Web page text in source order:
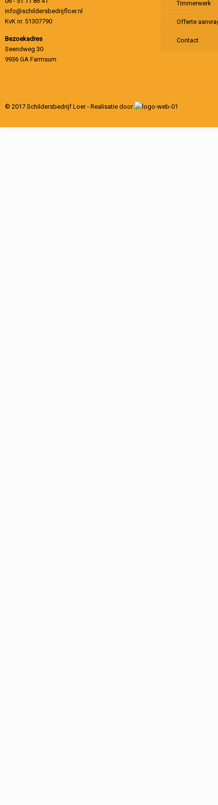
info@schildersbedrijfloer.nl
KvK nr. 51307790
Bezoekadres
Seendweg 30
9936 GA Farmsum
Timmerwerk
Offerte
Contact
© 2017 Schildersbedrijf Loer - Realisatie door